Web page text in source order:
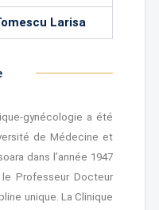
Larisa
gynécologie a été
de Médecine et
dans l’année 1947
Professeur Docteur
unique. La Clinique